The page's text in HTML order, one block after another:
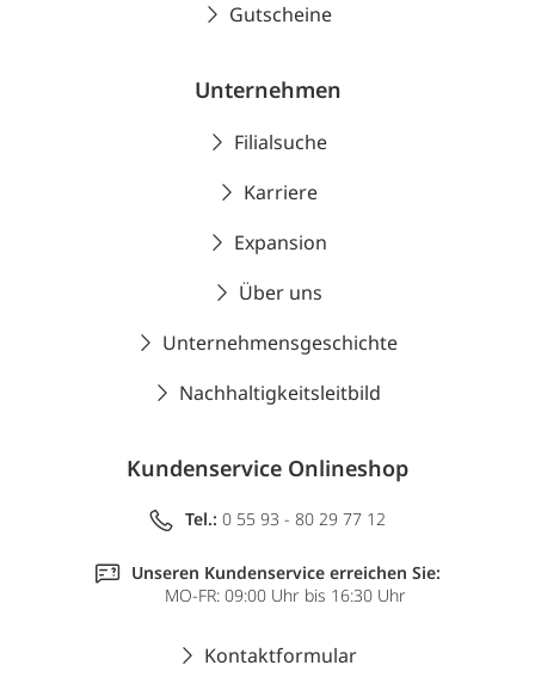
Gutscheine
Unternehmen
Filialsuche
Karriere
Expansion
Über uns
Unternehmensgeschichte
Nachhaltigkeitsleitbild
Kundenservice Onlineshop
Tel.: 0 55 93 - 80 29 77 12
Unseren Kundenservice erreichen Sie:
MO-FR: 09:00 Uhr bis 16:30 Uhr
Kontaktformular